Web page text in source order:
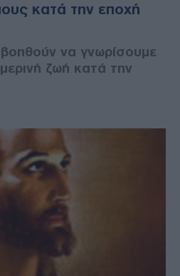
κατά την εποχή
να γνωρίσουμε
ζωή κατά την